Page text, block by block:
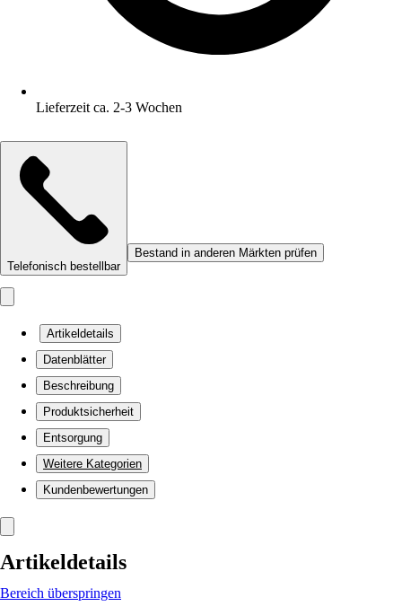
Lieferzeit ca. 2-3 Wochen
Telefonisch bestellbar
Bestand in anderen Märkten prüfen
Artikeldetails
Datenblätter
Beschreibung
Produktsicherheit
Entsorgung
Weitere Kategorien
Kundenbewertungen
Artikeldetails
Bereich überspringen